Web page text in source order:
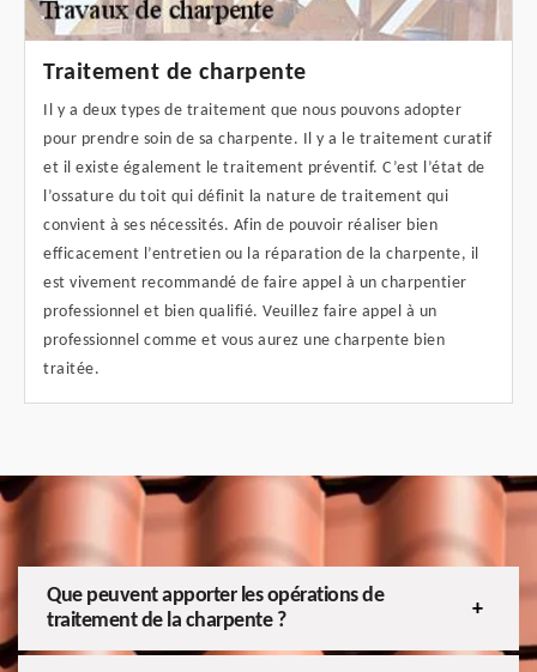
Traitement de charpente
Il y a deux types de traitement que nous pouvons adopter
pour prendre soin de sa charpente. Il y a le traitement curatif
et il existe également le traitement préventif. C’est l’état de
l’ossature du toit qui définit la nature de traitement qui
convient à ses nécessités. Afin de pouvoir réaliser bien
efficacement l’entretien ou la réparation de la charpente, il
est vivement recommandé de faire appel à un charpentier
professionnel et bien qualifié. Veuillez faire appel à un
professionnel comme et vous aurez une charpente bien
traitée.
Que peuvent apporter les opérations de
traitement de la charpente ?